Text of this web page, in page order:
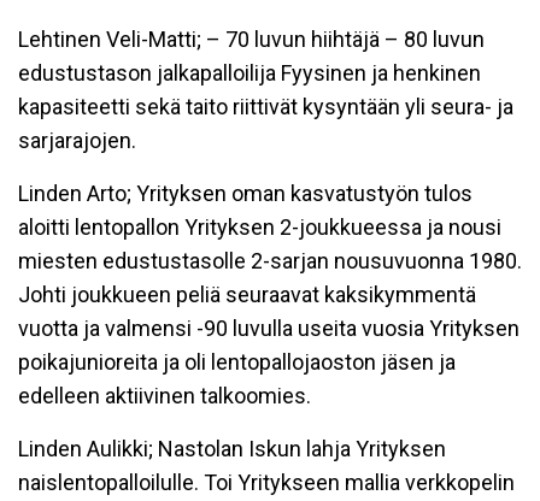
Lehtinen Veli-Matti; – 70 luvun hiihtäjä – 80 luvun
edustustason jalkapalloilija Fyysinen ja henkinen
kapasiteetti sekä taito riittivät kysyntään yli seura- ja
sarjarajojen.
Linden Arto; Yrityksen oman kasvatustyön tulos
aloitti lentopallon Yrityksen 2-joukkueessa ja nousi
miesten edustustasolle 2-sarjan nousuvuonna 1980.
Johti joukkueen peliä seuraavat kaksikymmentä
vuotta ja valmensi -90 luvulla useita vuosia Yrityksen
poikajunioreita ja oli lentopallojaoston jäsen ja
edelleen aktiivinen talkoomies.
Linden Aulikki; Nastolan Iskun lahja Yrityksen
naislentopalloilulle. Toi Yritykseen mallia verkkopelin